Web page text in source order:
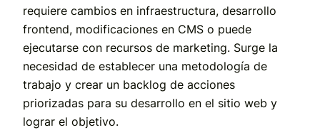
requiere cambios en infraestructura, desarrollo
frontend, modificaciones en CMS o puede
ejecutarse con recursos de marketing. Surge la
necesidad de establecer una metodología de
trabajo y crear un backlog de acciones
priorizadas para su desarrollo en el sitio web y
lograr el objetivo.